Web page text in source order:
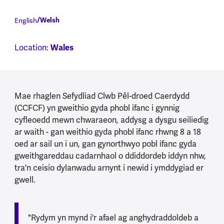
English Welsh
Location: Wales
Mae rhaglen Sefydliad Clwb Pêl-droed Caerdydd
(CCFCF) yn gweithio gyda phobl ifanc i gynnig
cyfleoedd mewn chwaraeon, addysg a dysgu seiliedig
ar waith - gan weithio gyda phobl ifanc rhwng 8 a 18
oed ar sail un i un, gan gynorthwyo pobl ifanc gyda
gweithgareddau cadarnhaol o ddiddordeb iddyn nhw,
tra'n ceisio dylanwadu arnynt i newid i ymddygiad er
gwell.
"Rydym yn mynd i'r afael ag anghydraddoldeb a